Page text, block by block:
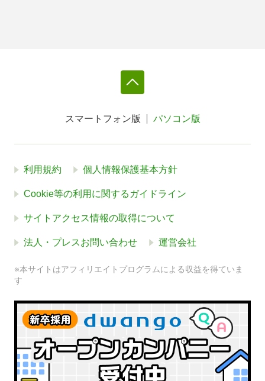
スマートフォン版 パソコン版
利用規約 個人情報保護基本方針
Cookie等の利用に関するガイドライン
サイトアクセス情報の取得について
法人・プレスお問い合わせ 運営会社
※本サイトはアフィリエイトプログラムによる収益を得ていま
す